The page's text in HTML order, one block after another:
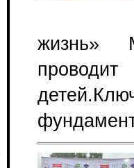
жизнь»